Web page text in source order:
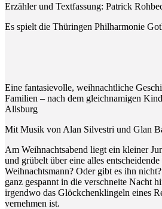
Erzähler und Textfassung: Patrick
Es spielt die Thüringen Philharmonie
Eine fantasievolle, weihnachtliche
Familien – nach dem gleichnamigen
Allsburg
Mit Musik von Alan Silvestri und Glan
Am Weihnachtsabend liegt ein kleiner
und grübelt über eine alles
Weihnachtsmann? Oder gibt es ihn
ganz gespannt in die verschneite Nacht
irgendwo das Glöckchenklingeln eines
vernehmen ist.